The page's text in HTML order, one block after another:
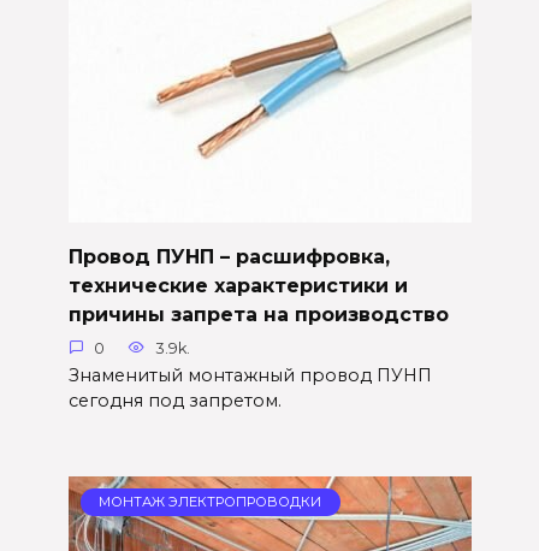
Провод ПУНП – расшифровка,
технические характеристики и
причины запрета на производство
0 3.9k.
Знаменитый монтажный провод ПУНП
сегодня под запретом.
МОНТАЖ ЭЛЕКТРОПРОВОДКИ